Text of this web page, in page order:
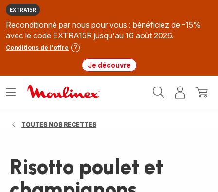
EXTRA15R
Reconditionné par nous pour vous : bénéficiez de -15%
avec le code EXTRA15R jusqu'au 16 août 2026.
Conditions de l'offre
Je découvre
MonMon
Ouvrir
TOUTES NOS RECETTES
Risotto poulet et